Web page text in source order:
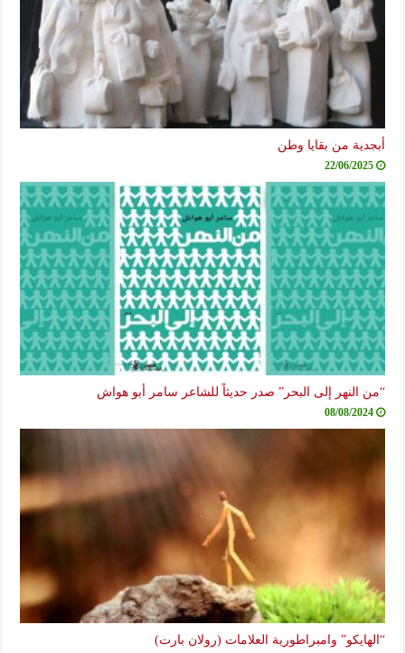
أبجدية من بقايا وطن
22/06/2025
“من النهر إلى البحر” صدر حديثاً للشاعر سامر أبو هواش
08/08/2024
“الهايكو” وامبراطورية العلامات (رولان بارت)